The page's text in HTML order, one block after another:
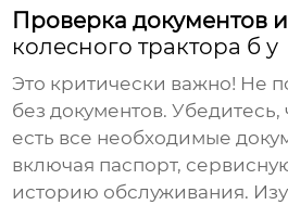
Проверка документов
колесного трактора б у
Это критически важно! Не
без документов. Убедитесь,
есть все необходимые
включая паспорт,
историю обслуживания.